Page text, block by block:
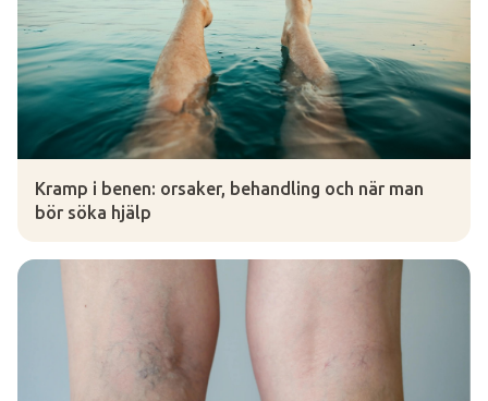
Kramp i benen: orsaker, behandling och när man
bör söka hjälp